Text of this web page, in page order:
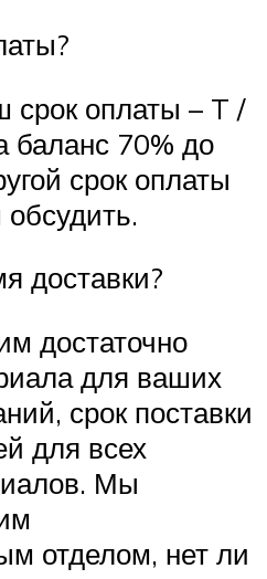
срок оплаты – T /
баланс 70% до
срок оплаты
доставки?
достаточно
для ваших
срок поставки
для всех
Мы
отделом, нет ли